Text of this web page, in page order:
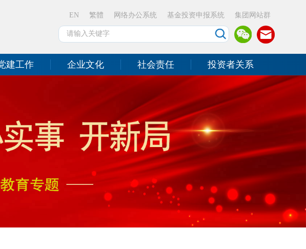
EN 繁體 网络办公系统 基金投资申报系统 集团网站群
建工作 企业文化 社会责任 投资者关系